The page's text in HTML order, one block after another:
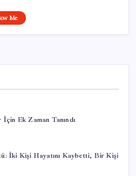
Me
Ek Zaman Tanındı
İki Kişi Hayatını Kaybetti, Bir Kişi